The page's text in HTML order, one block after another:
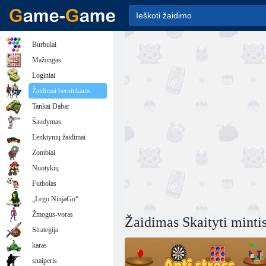
Žaidimas Skaityti
Burbulai
Mažongas
Loginiai
Žaidimai berniukams
Tankai Dabar
Šaudymas
Lenktynių žaidimai
Zombiai
Nuotykių
Futbolas
„Lego NinjaGo“
Žmogus-voras
Strategija
karas
snaiperis